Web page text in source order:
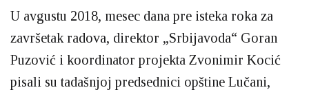
U avgustu 2018, mesec dana pre isteka roka za
završetak radova, direktor „Srbijavoda“ Goran
Puzović i koordinator projekta Zvonimir Kocić
pisali su tadašnjoj predsednici opštine Lučani,